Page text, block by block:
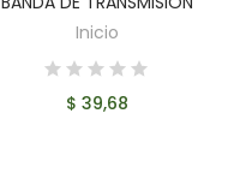
Inicio
$ 39,68